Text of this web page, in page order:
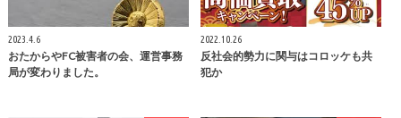
2023.4.6
おたからやFC被害者の会、運営事務
局が変わりました。
2022.10.26
反社会的勢力に関与はコロッケも共
犯か